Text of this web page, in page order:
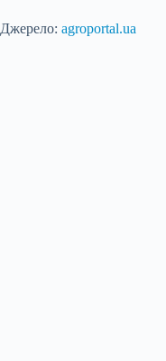
Джерело: agroportal.ua